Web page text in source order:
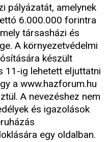
pályázatát, amelynek
6.000.000 forintra
társasházi és
A környezetvédelmi
készült
11-ig lehetett eljuttatni
a www.hazforum.hu
A nevezéshez nem
és igazolások
egy oldalban.